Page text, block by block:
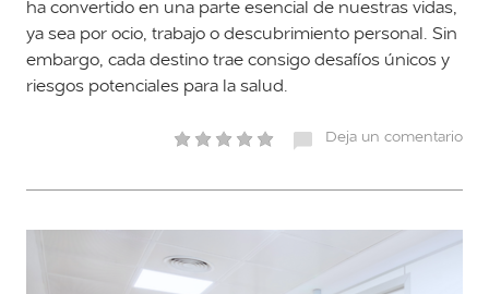
ha convertido en una parte esencial de nuestras vidas,
ya sea por ocio, trabajo o descubrimiento personal. Sin
embargo, cada destino trae consigo desafíos únicos y
riesgos potenciales para la salud.
Deja un comentario